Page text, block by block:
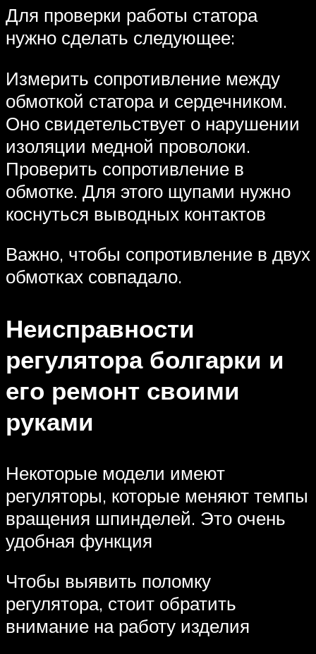
Для проверки работы статора
нужно сделать следующее:
Измерить сопротивление между
обмоткой статора и сердечником.
Оно свидетельствует о нарушении
изоляции медной проволоки.
Проверить сопротивление в
обмотке. Для этого щупами нужно
коснуться выводных контактов
Важно, чтобы сопротивление в двух
обмотках совпадало.
Неисправности
регулятора болгарки и
его ремонт своими
руками
Некоторые модели имеют
регуляторы, которые меняют темпы
вращения шпинделей. Это очень
удобная функция
Чтобы выявить поломку
регулятора, стоит обратить
внимание на работу изделия